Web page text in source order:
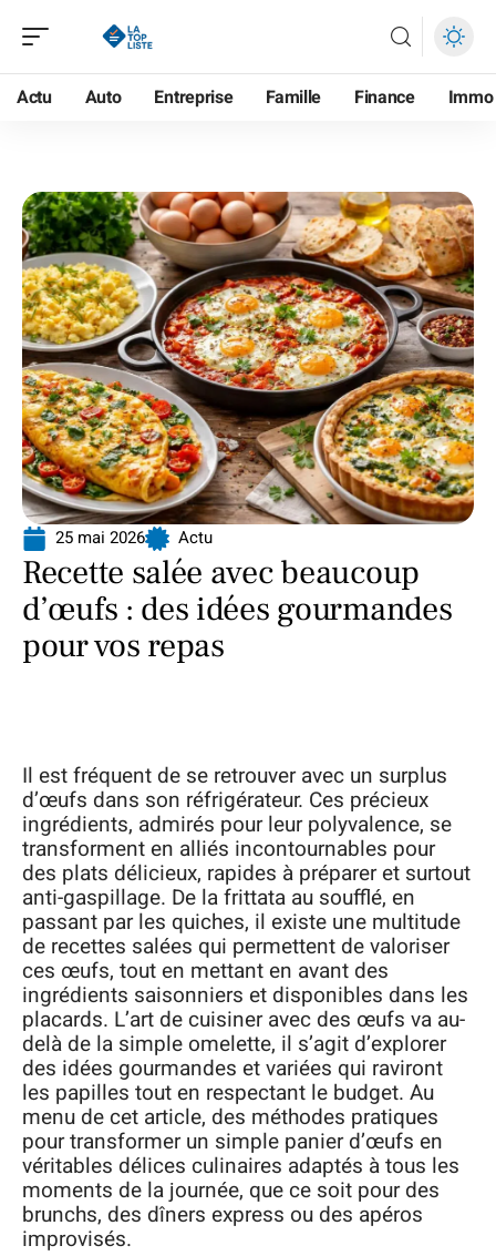
Actu Auto Entreprise Famille Finance Immo
25 mai 2026 Actu
Recette salée avec beaucoup
d’œufs : des idées gourmandes
pour vos repas
Il est fréquent de se retrouver avec un surplus
d’œufs dans son réfrigérateur. Ces précieux
ingrédients, admirés pour leur polyvalence, se
transforment en alliés incontournables pour
des plats délicieux, rapides à préparer et surtout
anti-gaspillage. De la frittata au soufflé, en
passant par les quiches, il existe une multitude
de recettes salées qui permettent de valoriser
ces œufs, tout en mettant en avant des
ingrédients saisonniers et disponibles dans les
placards. L’art de cuisiner avec des œufs va au-
delà de la simple omelette, il s’agit d’explorer
des idées gourmandes et variées qui raviront
les papilles tout en respectant le budget. Au
menu de cet article, des méthodes pratiques
pour transformer un simple panier d’œufs en
véritables délices culinaires adaptés à tous les
moments de la journée, que ce soit pour des
brunchs, des dîners express ou des apéros
improvisés.